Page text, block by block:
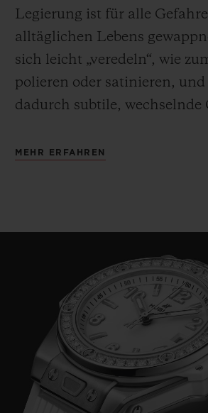
Legierung ist für alle
alltäglichen Lebens
sich leicht „veredeln“, wie
polieren oder satinieren,
dadurch subtile, wechselnde
MEHR ERFAHREN